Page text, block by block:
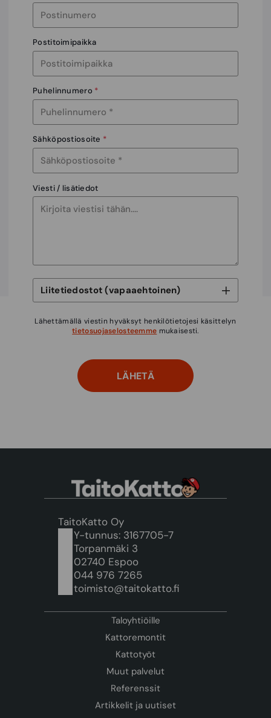
Postitoimipaikka
Puhelinnumero *
Sähköpostiosoite *
Viesti / lisätiedot
Lähettämällä viestin hyväksyt henkilötietojesi käsittelyn
tietosuojaselosteemme mukaisesti.
TaitoKatto Oy
Y-tunnus: 3167705-7
Torpanmäki 3
02740 Espoo
044 976 7265
toimisto@taitokatto.fi
Taloyhtiöille
Kattoremontit
Kattotyöt
Muut palvelut
Referenssit
Artikkelit ja uutiset